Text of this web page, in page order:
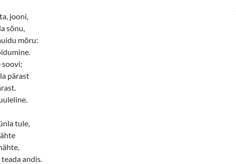
jooni,
sõnu,
mõru:
soovi;
pärast
tule,
andis.